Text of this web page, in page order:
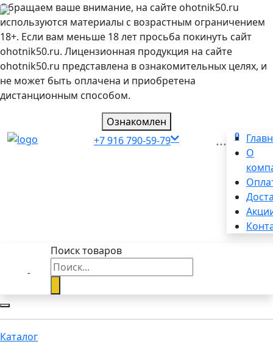
Обращаем ваше внимание, на сайте ohotnik50.ru
используются материалы с возрастным ограничением
18+. Если вам меньше 18 лет просьба покинуть сайт
ohotnik50.ru. Лицензионная продукция на сайте
ohotnik50.ru представлена в ознакомительных целях, и
не может быть оплачена и приобретена
дистанционным способом.
Ознакомлен
+7 916 790-59-79
0
...
О
Поиск товаров
Каталог